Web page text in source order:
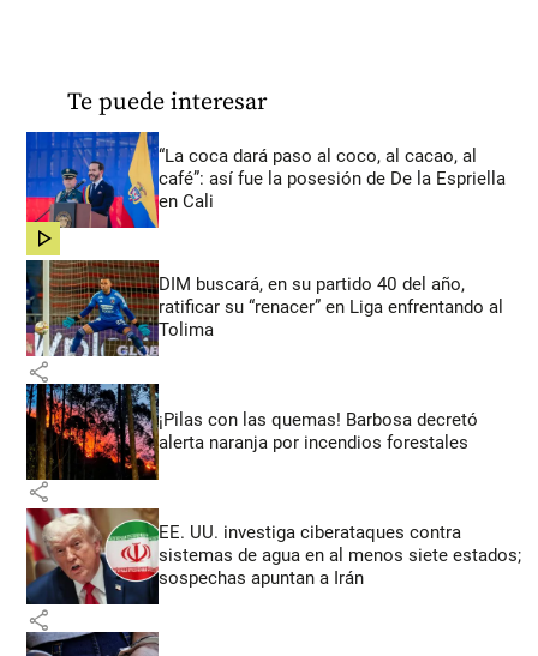
Te puede interesar
“La coca dará paso al coco, al cacao, al
café”: así fue la posesión de De la Espriella
en Cali
share
DIM buscará, en su partido 40 del año,
ratificar su “renacer” en Liga enfrentando al
Tolima
share
¡Pilas con las quemas! Barbosa decretó
alerta naranja por incendios forestales
share
EE. UU. investiga ciberataques contra
sistemas de agua en al menos siete estados;
sospechas apuntan a Irán
share